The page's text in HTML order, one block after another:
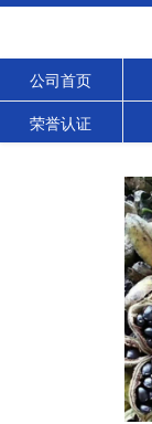
公司首页
荣誉认证